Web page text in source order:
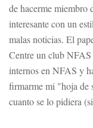
de hacerme miembro
interesante con un
malas noticias. El
Centre un club NFAS
internos en NFAS y
firmarme mi "hoja de
cuanto se lo pidiera